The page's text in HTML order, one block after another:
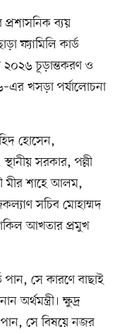
প্রশাসনিক ব্যয়
ফ্যামিলি কার্ড
২০২৬ চূড়ান্তকরণ ও
খসড়া পর্যালোচনা
হোসেন,
সরকার, পল্লী
মীর শাহে আলম,
সচিব মোহাম্মদ
আখতার প্রমুখ
পান, সে কারণে বাছাই
অর্থমন্ত্রী। ক্ষুদ্র
পান, সে বিষয়ে নজর